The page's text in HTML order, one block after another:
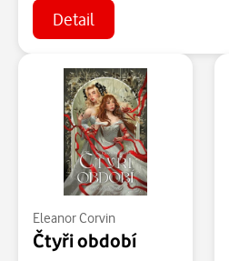
Detail
Eleanor Corvin
Čtyři období